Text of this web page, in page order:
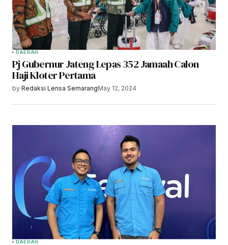
DAERAH
Pj Gubernur Jateng Lepas 352 Jamaah Calon
Haji Kloter Pertama
by Redaksi Lensa SemarangMay 12, 2024
DAERAH